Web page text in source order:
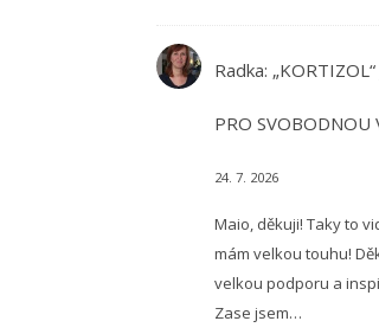
Radka: „KORTIZOL“
PRO SVOBODNOU
24. 7. 2026
Maio, děkuji! Taky to
mám velkou touhu!
velkou podporu a
Zase jsem…